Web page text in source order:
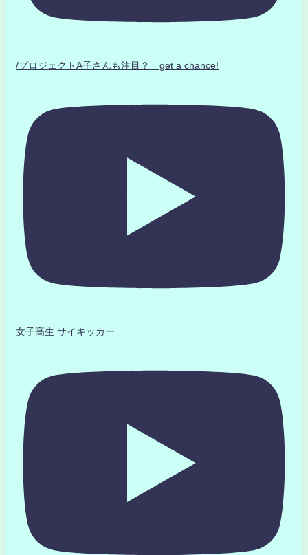
/プロジェクトA子さんも注目？ get a chance!
女子高生 サイキッカー